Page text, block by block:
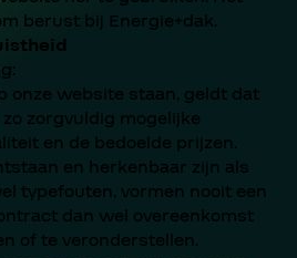
berust bij Energie+dak.
onze website staan, geldt dat
zorgvuldig mogelijke
en de bedoelde prijzen.
en herkenbaar zijn als
typefouten, vormen nooit een
dan wel overeenkomst
of te veronderstellen.